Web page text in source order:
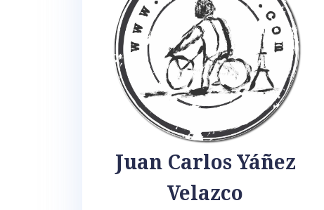
Juan Carlos Yáñez
Velazco